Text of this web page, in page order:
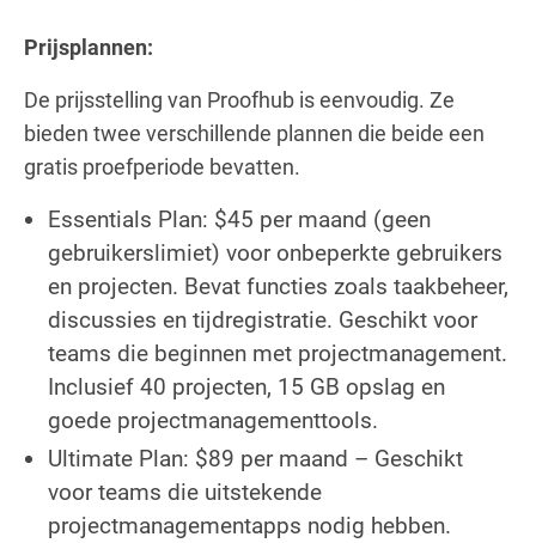
Prijsplannen:
De prijsstelling van Proofhub is eenvoudig. Ze
bieden twee verschillende plannen die beide een
gratis proefperiode bevatten.
Essentials Plan: $45 per maand (geen
gebruikerslimiet) voor onbeperkte gebruikers
en projecten. Bevat functies zoals taakbeheer,
discussies en tijdregistratie. Geschikt voor
teams die beginnen met projectmanagement.
Inclusief 40 projecten, 15 GB opslag en
goede projectmanagementtools.
Ultimate Plan: $89 per maand – Geschikt
voor teams die uitstekende
projectmanagementapps nodig hebben.